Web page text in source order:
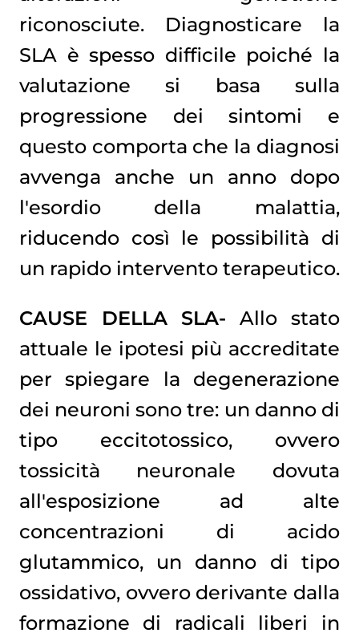
riconosciute. Diagnosticare la
SLA è spesso difficile poiché la
valutazione si basa sulla
progressione dei sintomi e
questo comporta che la diagnosi
avvenga anche un anno dopo
l'esordio della malattia,
riducendo così le possibilità di
un rapido intervento terapeutico.
CAUSE DELLA SLA- Allo stato
attuale le ipotesi più accreditate
per spiegare la degenerazione
dei neuroni sono tre: un danno di
tipo eccitotossico, ovvero
tossicità neuronale dovuta
all'esposizione ad alte
concentrazioni di acido
glutammico, un danno di tipo
ossidativo, ovvero derivante dalla
formazione di radicali liberi in